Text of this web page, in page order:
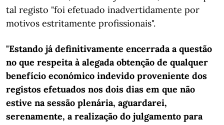
tal registo "foi efetuado inadvertidamente por
motivos estritamente profissionais".
"Estando já definitivamente encerrada a questão
no que respeita à alegada obtenção de qualquer
benefício económico indevido proveniente dos
registos efetuados nos dois dias em que não
estive na sessão plenária, aguardarei,
serenamente, a realização do julgamento para